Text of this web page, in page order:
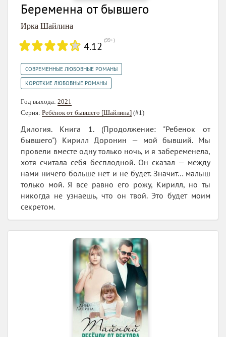
Беременна от бывшего
Ирка Шайлина
4.12 (99+)
СОВРЕМЕННЫЕ ЛЮБОВНЫЕ РОМАНЫ
КОРОТКИЕ ЛЮБОВНЫЕ РОМАНЫ
Год выхода: 2021
Серия: Ребёнок от бывшего [Шайлина] (#1)
Дилогия. Книга 1. (Продолжение: "Ребенок от
бывшего") Кирилл Доронин — мой бывший. Мы
провели вместе одну только ночь, и я забеременела,
хотя считала себя бесплодной. Он сказал — между
нами ничего больше нет и не будет. Значит… малыш
только мой. Я все равно его рожу, Кирилл, но ты
никогда не узнаешь, что он твой. Это будет моим
секретом.